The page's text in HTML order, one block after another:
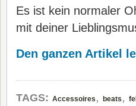
Es ist kein normaler
mit deiner
Den ganzen Artikel
TAGS: Accessoires , beats , fell